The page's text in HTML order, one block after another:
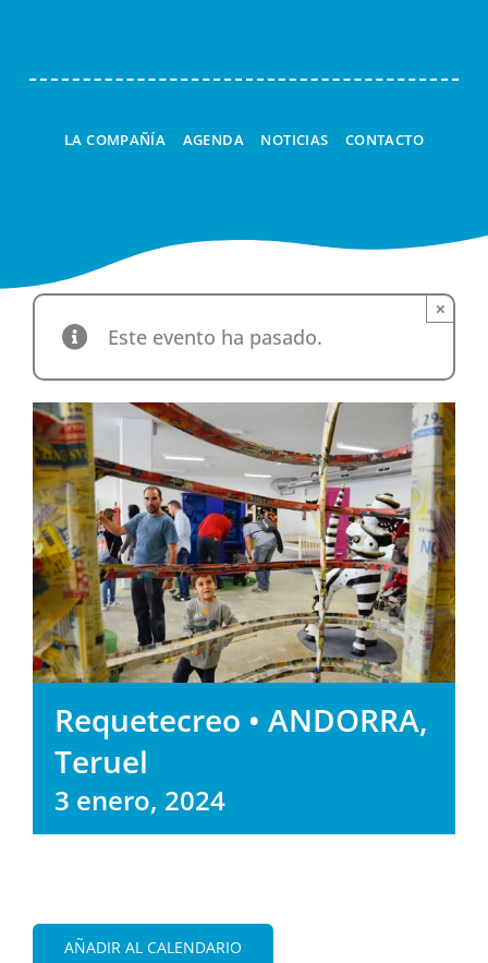
LA COMPAÑÍA AGENDA NOTICIAS CONTACTO
Este evento ha pasado.
×
Requetecreo • ANDORRA,
Teruel
3 enero, 2024
AÑADIR AL CALENDARIO